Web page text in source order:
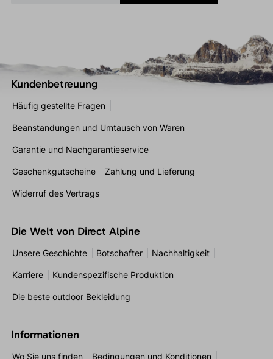
Kundenbetreuung
Häufig gestellte Fragen
Beanstandungen und Umtausch von Waren
Garantie und Nachgarantieservice
Geschenkgutscheine Zahlung und Lieferung
Widerruf des Vertrags
Die Welt von Direct Alpine
Unsere Geschichte Botschafter Nachhaltigkeit
Karriere Kundenspezifische Produktion
Die beste outdoor Bekleidung
Informationen
Wo Sie uns finden Bedingungen und Konditionen